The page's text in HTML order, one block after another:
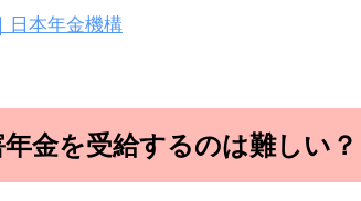
日本年金機構
金を受給するのは難しい？